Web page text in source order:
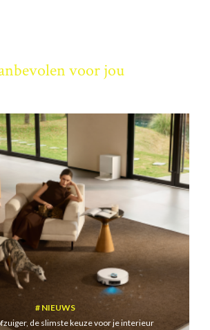
voor jou
NIEUWS
de slimste keuze voor je interieur